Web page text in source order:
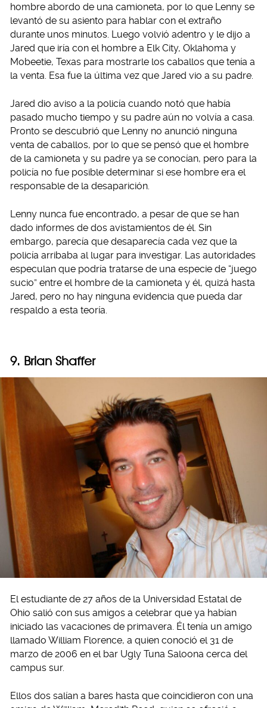
hombre abordo de una camioneta, por lo que Lenny se
levantó de su asiento para hablar con el extraño
durante unos minutos. Luego volvió adentro y le dijo a
Jared que iría con el hombre a Elk City, Oklahoma y
Mobeetie, Texas para mostrarle los caballos que tenía a
la venta. Esa fue la última vez que Jared vio a su padre.
Jared dio aviso a la policía cuando notó que había
pasado mucho tiempo y su padre aún no volvía a casa.
Pronto se descubrió que Lenny no anunció ninguna
venta de caballos, por lo que se pensó que el hombre
de la camioneta y su padre ya se conocían, pero para la
policía no fue posible determinar si ese hombre era el
responsable de la desaparición.
Lenny nunca fue encontrado, a pesar de que se han
dado informes de dos avistamientos de él. Sin
embargo, parecía que desaparecía cada vez que la
policía arribaba al lugar para investigar. Las autoridades
especulan que podría tratarse de una especie de “juego
sucio” entre el hombre de la camioneta y él, quizá hasta
Jared, pero no hay ninguna evidencia que pueda dar
respaldo a esta teoría.
9. Brian Shaffer
El estudiante de 27 años de la Universidad Estatal de
Ohio salió con sus amigos a celebrar que ya habían
iniciado las vacaciones de primavera. Él tenía un amigo
llamado William Florence, a quien conoció el 31 de
marzo de 2006 en el bar Ugly Tuna Saloona cerca del
campus sur.
Ellos dos salían a bares hasta que coincidieron con una